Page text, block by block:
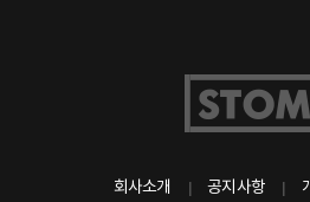
회사소개 공지사항